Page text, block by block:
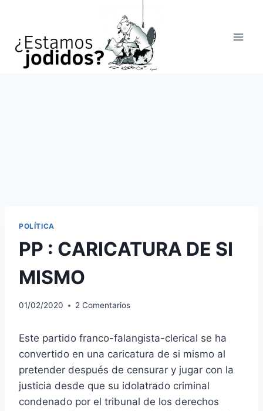
contenido
POLÍTICA
PP : CARICATURA DE SI
MISMO
01/02/2020 2 Comentarios
Este partido franco-falangista-clerical se ha
convertido en una caricatura de si mismo al
pretender después de censurar y jugar con la
justicia desde que su idolatrado criminal
condenado por el tribunal de los derechos